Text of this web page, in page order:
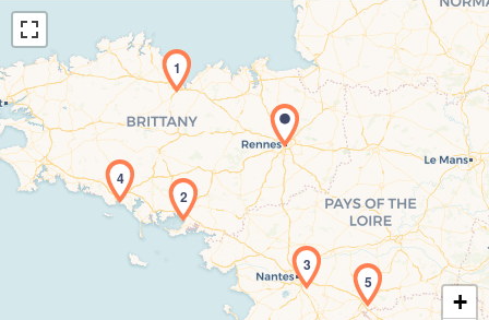
Chargement de la carte en cours...
1
2
3
4
5
+